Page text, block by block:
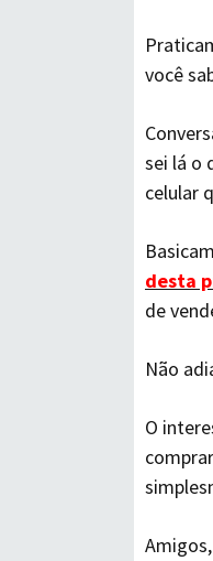
você
sei lá o
celular
desta
de
Não
O